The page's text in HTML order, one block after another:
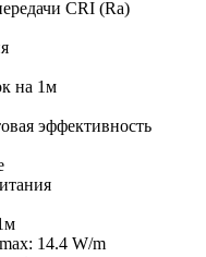
CRI (Ra)
на 1м
эффективность
14.4 W/m